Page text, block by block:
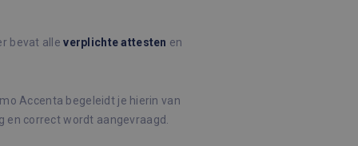
bevat alleverplichte attesten en
Accenta begeleidt je hierin van
en correct wordt aangevraagd.
banner van Cookie-